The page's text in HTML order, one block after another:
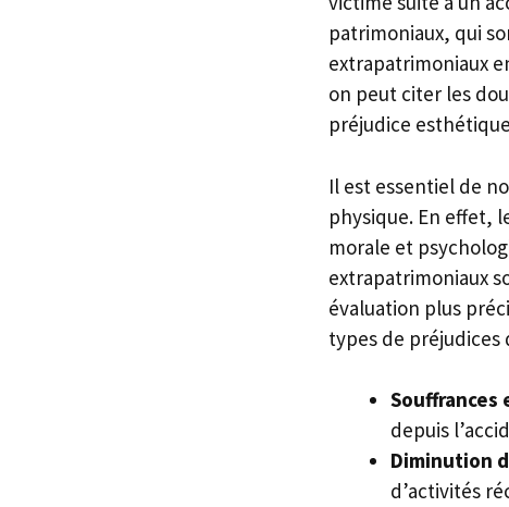
patrimoniaux, qui
extrapatrimoniaux
on peut citer les
préjudice
Il est essentiel de
physique. En effet,
morale et
extrapatrimoniaux
évaluation plus
types de préjudices
Souffrances
depuis
Diminution
d’activités